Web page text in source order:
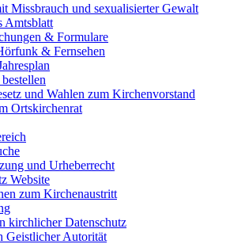
Missbrauch und sexualisierter Gewalt
Amtsblatt
& Formulare
& Fernsehen
und Wahlen zum Kirchenvorstand
Ortskirchenrat
und Urheberrecht
Website
zum Kirchenaustritt
kirchlicher Datenschutz
Geistlicher Autorität